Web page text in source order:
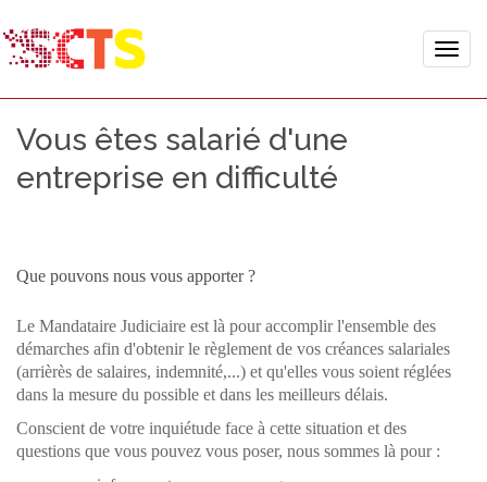
Toggle
Vous êtes salarié d'une
entreprise en difficulté
Que pouvons nous vous apporter ?
Le Mandataire Judiciaire est là pour accomplir l'ensemble des
démarches afin d'obtenir le règlement de vos créances salariales
(arrièrès de salaires, indemnité,...) et qu'elles vous soient réglées
dans la mesure du possible et dans les meilleurs délais.
Conscient de votre inquiétude face à cette situation et des
questions que vous pouvez vous poser, nous sommes là pour :